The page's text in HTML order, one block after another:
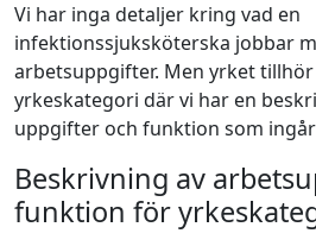
Vi har inga detaljer kring vad en
infektionssjuksköterska jobbar
arbetsuppgifter. Men yrket
yrkeskategori där vi har en
uppgifter och funktion som
Beskrivning av
funktion för